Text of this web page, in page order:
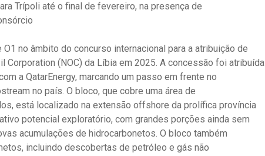
Trípoli até o final de fevereiro, na presença de
no âmbito do concurso internacional para a atribuição de
Corporation (NOC) da Líbia em 2025. A concessão foi atribuída
a QatarEnergy, marcando um passo em frente no
no país. O bloco, que cobre uma área de
está localizado na extensão offshore da prolífica província
potencial exploratório, com grandes porções ainda sem
acumulações de hidrocarbonetos. O bloco também
incluindo descobertas de petróleo e gás não